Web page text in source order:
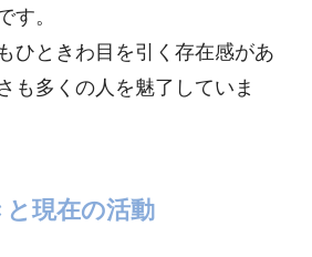
す。
ひときわ目を引く存在感があ
も多くの人を魅了していま
現在の活動